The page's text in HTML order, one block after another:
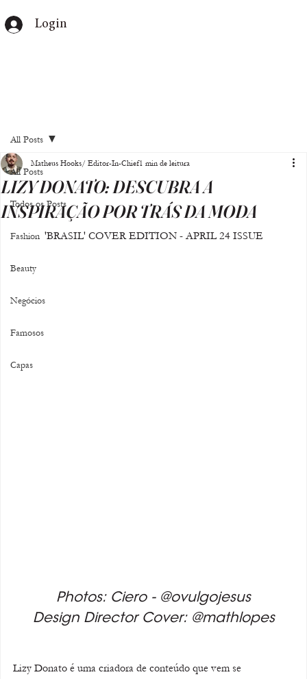
Login
All Posts
Todos os Posts
Fashion
Beauty
Negócios
Famosos
Capas
All Posts
LIZY DONATO: DESCUBRA A
INSPIRAÇÃO POR TRÁS DA MODA
Matheus Hooks/ Editor-In-Chief1 min de leitura
'BRASIL' COVER EDITION - APRIL 24 ISSUE
Photos: Ciero - @ovulgojesus
Design Director Cover: @mathlopes
Lizy Donato é uma criadora de conteúdo que vem se